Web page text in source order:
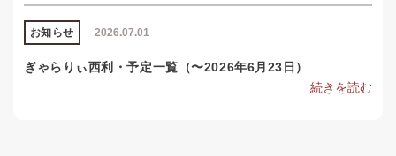
2026.07.01
お知らせ
ぎゃらりぃ西利・予定一覧（〜2026年6月23日）
続きを読む